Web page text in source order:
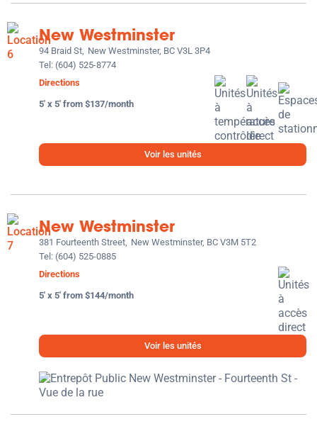
New Westminster
94 Braid St, New Westminster, BC V3L 3P4
Tel: (604) 525-8774
Directions
5' x 5' from $137/month
Voir les unités
New Westminster
381 Fourteenth Street, New Westminster, BC V3M 5T2
Tel: (604) 525-0885
Directions
5' x 5' from $144/month
Voir les unités